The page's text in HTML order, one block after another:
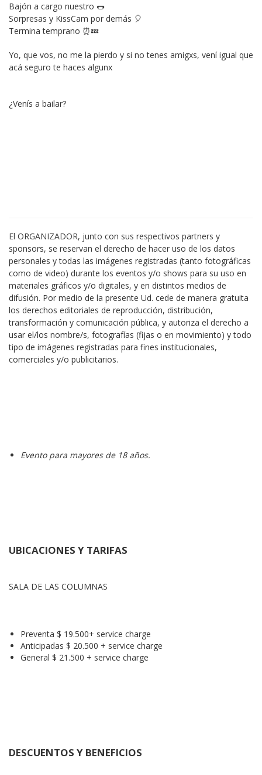
Bajón a cargo nuestro 🌭
Sorpresas y KissCam por demás 🎈
Termina temprano ⏰💤
Yo, que vos, no me la pierdo y si no tenes amigxs, vení igual que
acá seguro te haces algunx
¿Venís a bailar?
El ORGANIZADOR, junto con sus respectivos partners y
sponsors, se reservan el derecho de hacer uso de los datos
personales y todas las imágenes registradas (tanto fotográficas
como de video) durante los eventos y/o shows para su uso en
materiales gráficos y/o digitales, y en distintos medios de
difusión. Por medio de la presente Ud. cede de manera gratuita
los derechos editoriales de reproducción, distribución,
transformación y comunicación pública, y autoriza el derecho a
usar el/los nombre/s, fotografías (fijas o en movimiento) y todo
tipo de imágenes registradas para fines institucionales,
comerciales y/o publicitarios.
Evento para mayores de 18 años.
UBICACIONES Y TARIFAS
SALA DE LAS COLUMNAS
Preventa $ 19.500+ service charge
Anticipadas $ 20.500 + service charge
General $ 21.500 + service charge
DESCUENTOS Y BENEFICIOS